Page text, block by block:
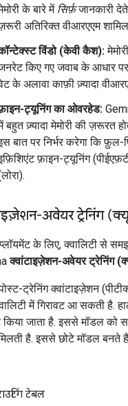
के बारे में सिर्फ़जानकारी
अतिरिक्त वीआरएएम शामिल
विंडो (केवी कैश):
किए गए जवाब के आधार
के अलावा काफ़ी ज़्यादा
ट्यूनिंग का ओवरहेड:
बहुत ज़्यादा मेमोरी की ज़रूरत
बात पर निर्भर करेगा कि फ़ुल-
फ़ाइन-ट्यूनिंग
अवेयर ट्रेनिंग
के लिए, क्वालिटी से
क्वांटाइज़ेशन-अवेयर ट्रेनिंग
ट्रेनिंग क्वांटाइज़ेशन
में गिरावट आ सकती है.
किया जाता है. इससे मॉडल को
है. इससे छोटे मॉडल बनते
टेबल